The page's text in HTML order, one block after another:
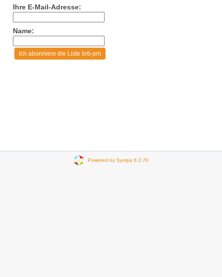
Ihre E-Mail-Adresse:
Name:
Powered by Sympa 6.2.70